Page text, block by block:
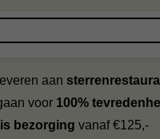
aan
voor 100%
bezorging vanaf €125,-